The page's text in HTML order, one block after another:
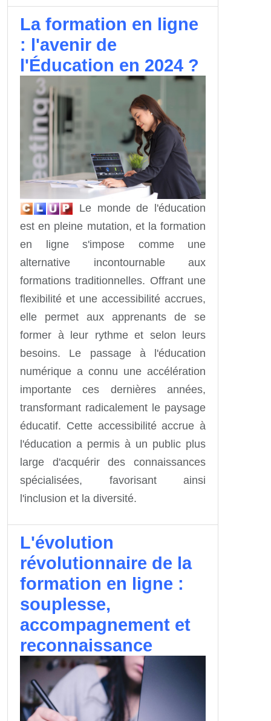
La formation en ligne
: l'avenir de
l'Éducation en 2024 ?
Le monde de l'éducation
est en pleine mutation, et la formation
en ligne s'impose comme une
alternative incontournable aux
formations traditionnelles. Offrant une
flexibilité et une accessibilité accrues,
elle permet aux apprenants de se
former à leur rythme et selon leurs
besoins. Le passage à l'éducation
numérique a connu une accélération
importante ces dernières années,
transformant radicalement le paysage
éducatif. Cette accessibilité accrue à
l'éducation a permis à un public plus
large d'acquérir des connaissances
spécialisées, favorisant ainsi
l'inclusion et la diversité.
L'évolution
révolutionnaire de la
formation en ligne :
souplesse,
accompagnement et
reconnaissance